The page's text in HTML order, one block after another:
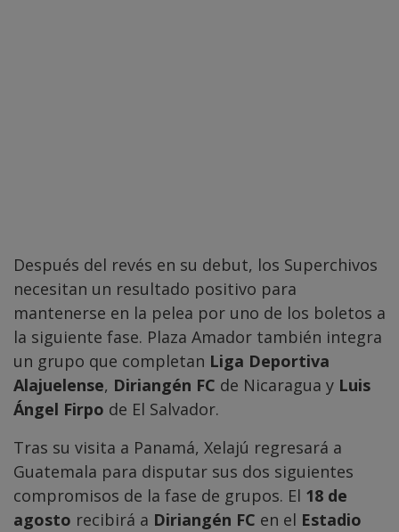
Después del revés en su debut, los Superchivos
necesitan un resultado positivo para
mantenerse en la pelea por uno de los boletos a
la siguiente fase. Plaza Amador también integra
un grupo que completan Liga Deportiva
Alajuelense, Diriangén FC de Nicaragua y Luis
Ángel Firpo de El Salvador.
Tras su visita a Panamá, Xelajú regresará a
Guatemala para disputar sus dos siguientes
compromisos de la fase de grupos. El 18 de
agosto recibirá a Diriangén FC en el Estadio